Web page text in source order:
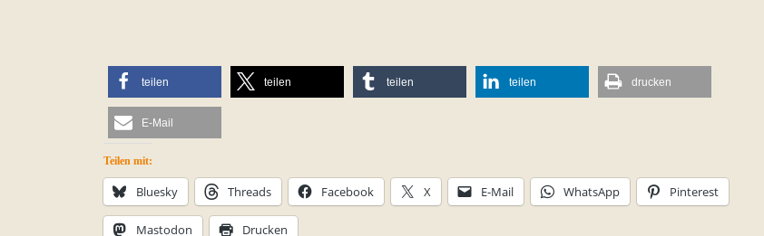
teilen teilen teilen teilen drucken
E-Mail
Teilen mit:
Bluesky Threads Facebook X E-Mail WhatsApp Pinterest
Mastodon Drucken